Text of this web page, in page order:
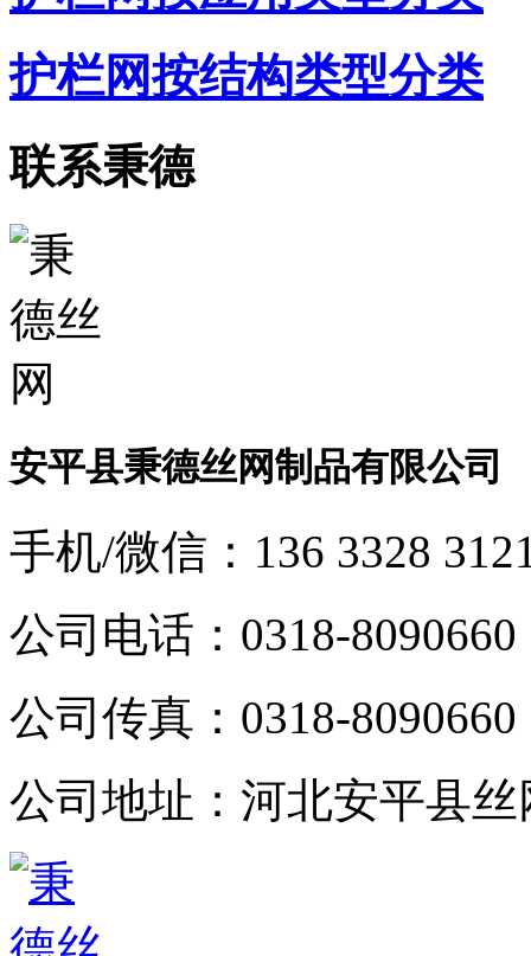
护栏网按结构类型分类
联系秉德
安平县秉德丝网制品有限公司
手机/微信： 136 3328
公司电话： 0318-8090660
公司传真： 0318-8090660
公司地址： 河北安平县